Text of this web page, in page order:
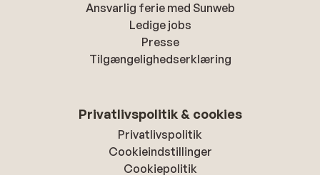
Ansvarlig ferie med Sunweb
Ledige jobs
Presse
Tilgængelighedserklæring
Privatlivspolitik & cookies
Privatlivspolitik
Cookieindstillinger
Cookiepolitik